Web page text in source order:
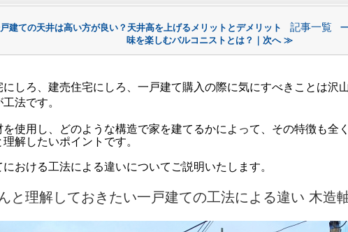
建ての天井は高い方が良い？天井高を上げるメリットとデメリット 記事一覧
味を楽しむバルコニストとは？｜次へ ≫
にしろ、建売住宅にしろ、一戸建て購入の際に気にすべきことは沢
法です。
を使用し、どのような構造で家を建てるかによって、その特徴も全
理解したいポイントです。
おける工法による違いについてご説明いたします。
と理解しておきたい一戸建ての工法による違い 木造